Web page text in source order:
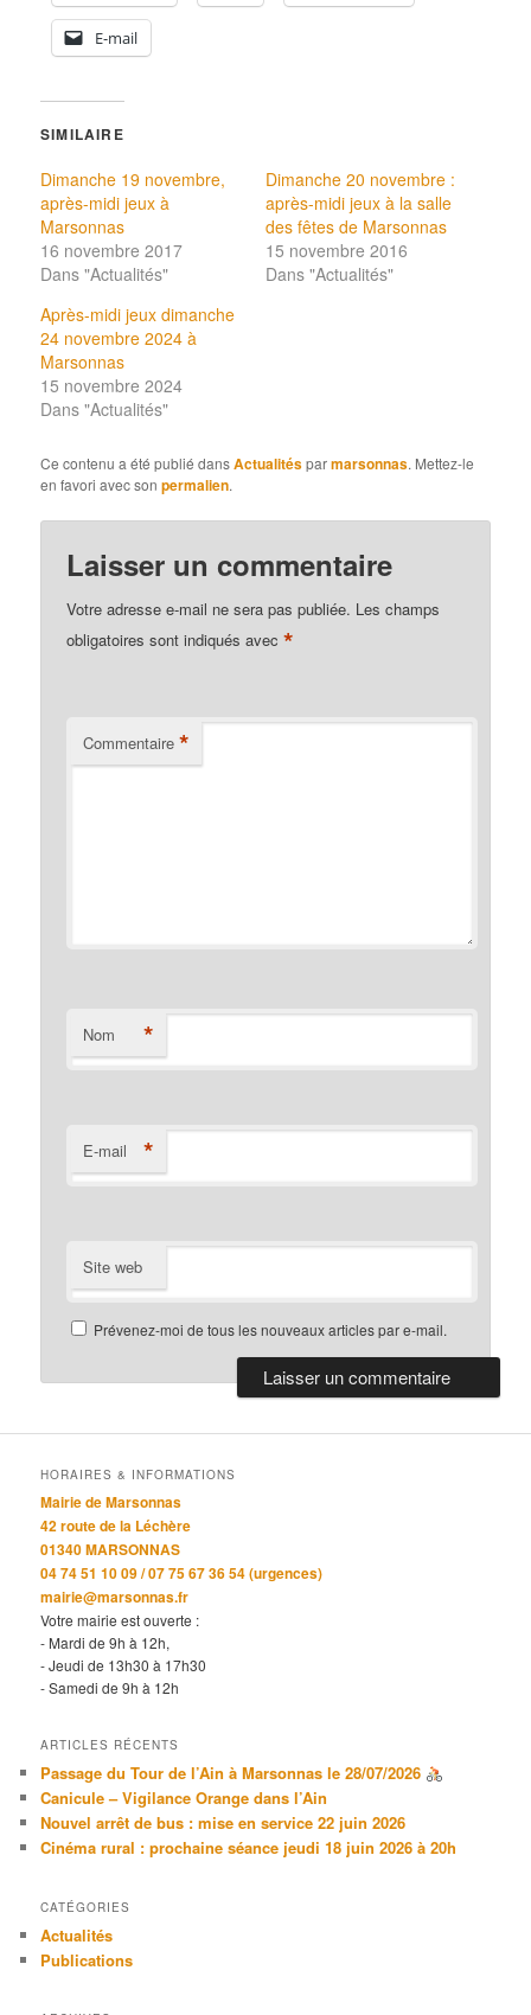
E-mail
SIMILAIRE
Dimanche 19 novembre,
après-midi jeux à
Marsonnas
16 novembre 2017
Dans "Actualités"
Dimanche 20 novembre :
après-midi jeux à la salle
des fêtes de Marsonnas
15 novembre 2016
Dans "Actualités"
Après-midi jeux dimanche
24 novembre 2024 à
Marsonnas
15 novembre 2024
Dans "Actualités"
Ce contenu a été publié dansActualitésparmarsonnas. Mettez-le
en favori avec sonpermalien.
Laisser un commentaire
Votre adresse e-mail ne sera pas publiée. Les champs
obligatoires sont indiqués avec*
Commentaire *
Nom *
E-mail *
Site web
Prévenez-moi de tous les nouveaux articles par e-mail.
HORAIRES & INFORMATIONS
Mairie de Marsonnas
42 route de la Léchère
01340 MARSONNAS
04 74 51 10 09 / 07 75 67 36 54 (urgences)
mairie@marsonnas.fr
Votre mairie est ouverte :
- Mardi de 9h à 12h,
- Jeudi de 13h30 à 17h30
- Samedi de 9h à 12h
ARTICLES RÉCENTS
Passage du Tour de l’Ain à Marsonnas le 28/07/2026
Canicule – Vigilance Orange dans l’Ain
Nouvel arrêt de bus : mise en service 22 juin 2026
Cinéma rural : prochaine séance jeudi 18 juin 2026 à 20h
CATÉGORIES
Actualités
Publications